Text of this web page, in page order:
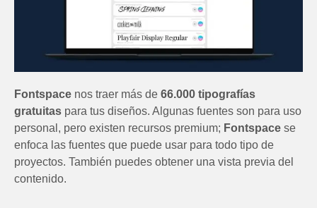
Fontspacenos traer más de 66.000 tipografías
gratuitaspara tus diseños. Algunas fuentes son para uso
personal, pero existen recursos premium; Fontspacese
enfoca las fuentes que puede usar para todo tipo de
proyectos. También puedes obtener una vista previa del
contenido.